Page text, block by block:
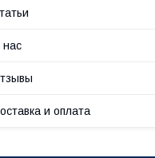
и оплата